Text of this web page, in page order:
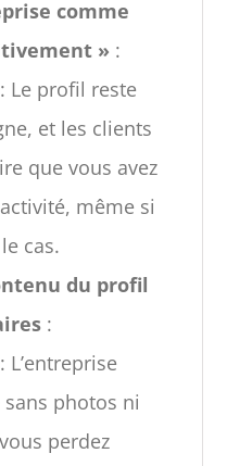
comme
» :
: Le profil reste
et les clients
que vous avez
même si
cas.
du profil
:
: L’entreprise
photos ni
perdez